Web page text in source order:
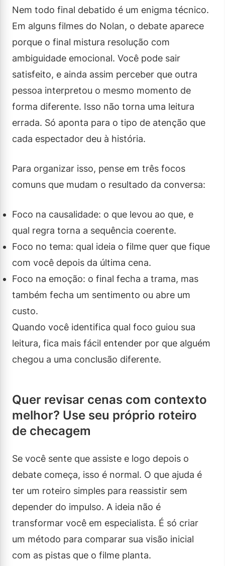
Nem todo final debatido é um enigma técnico.
Em alguns filmes do Nolan, o debate aparece
porque o final mistura resolução com
ambiguidade emocional. Você pode sair
satisfeito, e ainda assim perceber que outra
pessoa interpretou o mesmo momento de
forma diferente. Isso não torna uma leitura
errada. Só aponta para o tipo de atenção que
cada espectador deu à história.
Para organizar isso, pense em três focos
comuns que mudam o resultado da conversa:
Foco na causalidade: o que levou ao que, e
qual regra torna a sequência coerente.
Foco no tema: qual ideia o filme quer que fique
com você depois da última cena.
Foco na emoção: o final fecha a trama, mas
também fecha um sentimento ou abre um
custo.
Quando você identifica qual foco guiou sua
leitura, fica mais fácil entender por que alguém
chegou a uma conclusão diferente.
Quer revisar cenas com contexto
melhor? Use seu próprio roteiro
de checagem
Se você sente que assiste e logo depois o
debate começa, isso é normal. O que ajuda é
ter um roteiro simples para reassistir sem
depender do impulso. A ideia não é
transformar você em especialista. É só criar
um método para comparar sua visão inicial
com as pistas que o filme planta.